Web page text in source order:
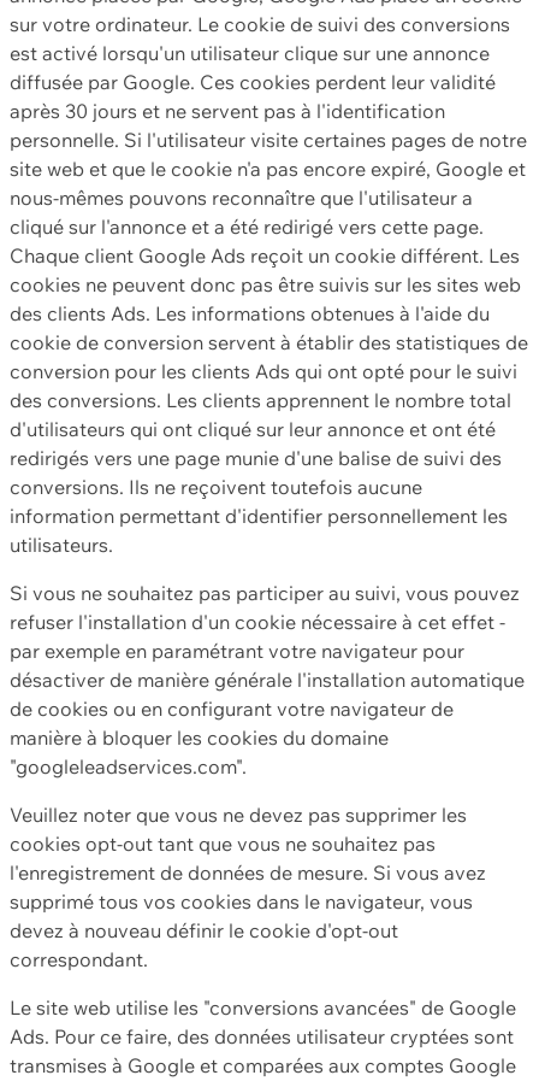
sur votre ordinateur. Le cookie de suivi des conversions
est activé lorsqu'un utilisateur clique sur une annonce
diffusée par Google. Ces cookies perdent leur validité
après 30 jours et ne servent pas à l'identification
personnelle. Si l'utilisateur visite certaines pages de notre
site web et que le cookie n'a pas encore expiré, Google et
nous-mêmes pouvons reconnaître que l'utilisateur a
cliqué sur l'annonce et a été redirigé vers cette page.
Chaque client Google Ads reçoit un cookie différent. Les
cookies ne peuvent donc pas être suivis sur les sites web
des clients Ads. Les informations obtenues à l'aide du
cookie de conversion servent à établir des statistiques de
conversion pour les clients Ads qui ont opté pour le suivi
des conversions. Les clients apprennent le nombre total
d'utilisateurs qui ont cliqué sur leur annonce et ont été
redirigés vers une page munie d'une balise de suivi des
conversions. Ils ne reçoivent toutefois aucune
information permettant d'identifier personnellement les
utilisateurs.
Si vous ne souhaitez pas participer au suivi, vous pouvez
refuser l'installation d'un cookie nécessaire à cet effet -
par exemple en paramétrant votre navigateur pour
désactiver de manière générale l'installation automatique
de cookies ou en configurant votre navigateur de
manière à bloquer les cookies du domaine
"googleleadservices.com".
Veuillez noter que vous ne devez pas supprimer les
cookies opt-out tant que vous ne souhaitez pas
l'enregistrement de données de mesure. Si vous avez
supprimé tous vos cookies dans le navigateur, vous
devez à nouveau définir le cookie d'opt-out
correspondant.
Le site web utilise les "conversions avancées" de Google
Ads. Pour ce faire, des données utilisateur cryptées sont
transmises à Google et comparées aux comptes Google